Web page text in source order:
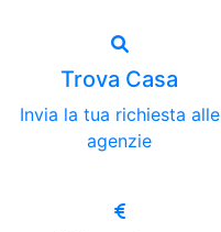
Trova Casa
Invia la tua richiesta alle
agenzie